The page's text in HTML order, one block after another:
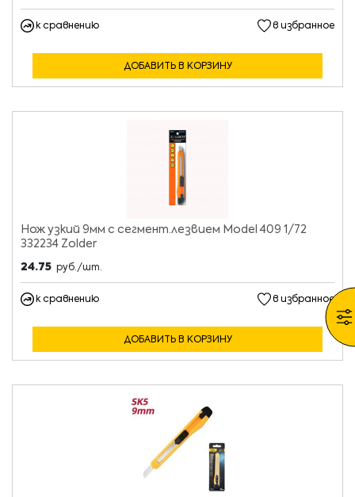
к сравнению в избранное
ДОБАВИТЬ В КОРЗИНУ
Нож узкий 9мм с сегмент.лезвием Model 409 1/72
332234 Zolder
24.75 руб./шт.
к сравнению в избранное
ДОБАВИТЬ В КОРЗИНУ